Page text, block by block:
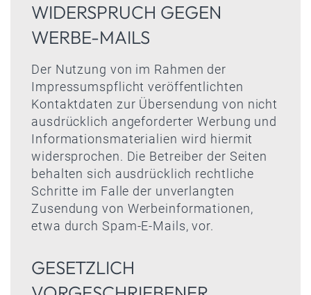
WIDERSPRUCH GEGEN
WERBE-MAILS
Der Nutzung von im Rahmen der
Impressumspflicht veröffentlichten
Kontaktdaten zur Übersendung von nicht
ausdrücklich angeforderter Werbung und
Informationsmaterialien wird hiermit
widersprochen. Die Betreiber der Seiten
behalten sich ausdrücklich rechtliche
Schritte im Falle der unverlangten
Zusendung von Werbeinformationen,
etwa durch Spam-E-Mails, vor.
GESETZLICH